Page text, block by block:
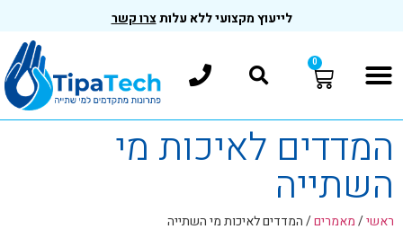
לייעוץ מקצועי ללא עלותצרו קשר
0
המדדים לאיכות מי
השתייה
ראשי/מאמרים/המדדים לאיכות מי השתייה